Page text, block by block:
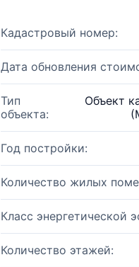
Кадастровый номер:
Дата обновления
Тип
объекта:
Объект
Год постройки:
Количество жилых
Класс энергетической
Количество этажей: